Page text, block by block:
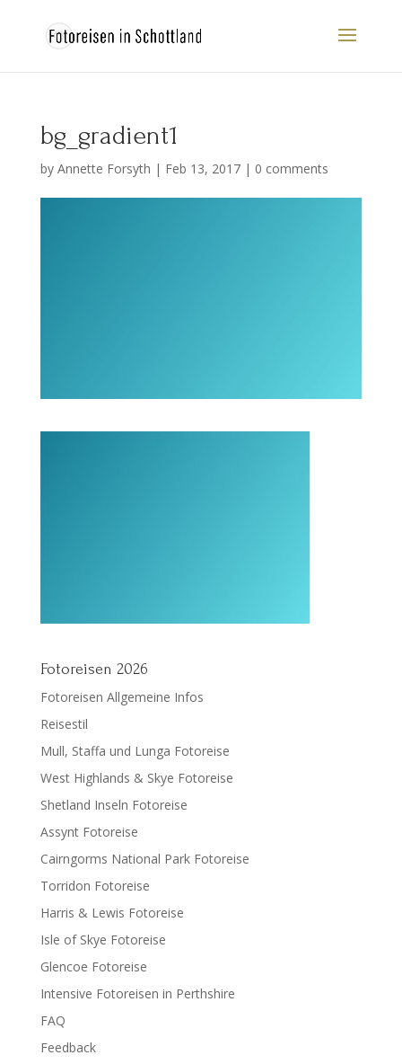
bg_gradient1
by Annette Forsyth | Feb 13, 2017| 0 comments
Fotoreisen 2026
Fotoreisen Allgemeine Infos
Reisestil
Mull, Staffa und Lunga Fotoreise
West Highlands & Skye Fotoreise
Shetland Inseln Fotoreise
Assynt Fotoreise
Cairngorms National Park Fotoreise
Torridon Fotoreise
Harris & Lewis Fotoreise
Isle of Skye Fotoreise
Glencoe Fotoreise
Intensive Fotoreisen in Perthshire
FAQ
Feedback